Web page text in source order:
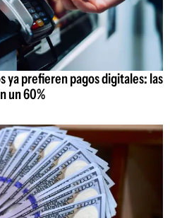
ya prefieren pagos digitales: las
un 60%